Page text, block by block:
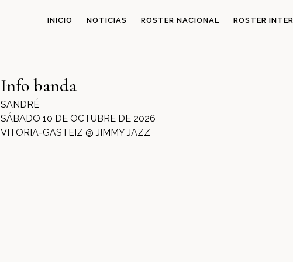
INICIO NOTICIAS ROSTER NACIONAL ROSTER
Info banda
SANDRÉ
SÁBADO 10 DE OCTUBRE DE 2026
VITORIA-GASTEIZ @ JIMMY JAZZ